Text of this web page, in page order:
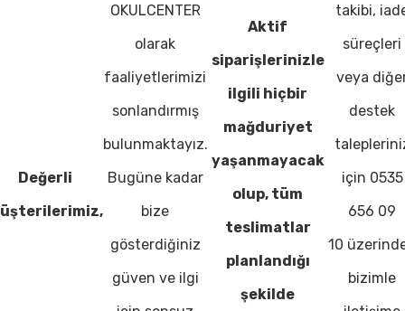
Değerli
OKULCENTER
olarak
faaliyetlerimizi
sonlandırmış
bulunmaktayız.
Bugüne kadar
bize
gösterdiğiniz
güven ve ilgi
Aktif
siparişlerinizle
ilgili hiçbir
mağduriyet
yaşanmayacak
olup, tüm
teslimatlar
planlandığı
şekilde
takibi,
süreçleri
veya
destek
için 0535
656 09
10
bizimle